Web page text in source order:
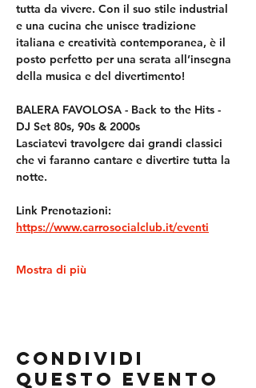
tutta da vivere. Con il suo stile industrial
e una cucina che unisce tradizione
italiana e creatività contemporanea, è il
posto perfetto per una serata all’insegna
della musica e del divertimento!
BALERA FAVOLOSA - Back to the Hits -
DJ Set 80s, 90s & 2000s
Lasciatevi travolgere dai grandi classici
che vi faranno cantare e divertire tutta la
notte.
Link Prenotazioni:
https://www.carrosocialclub.it/eventi
Mostra di più
Condividi
questo evento